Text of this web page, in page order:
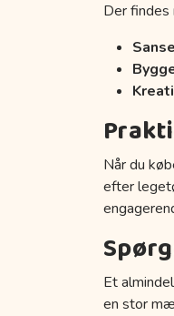
Der findes
Når du
efter
Et
en stor